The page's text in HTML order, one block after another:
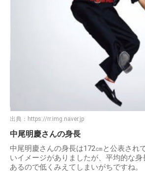
出典： https://rr.img.naver.jp
中尾明慶さんの身長
中尾明慶さんの身長は172㎝と公表され
いイメージがありましたが、平均的な
あるので低くみえてしまいがちですね。